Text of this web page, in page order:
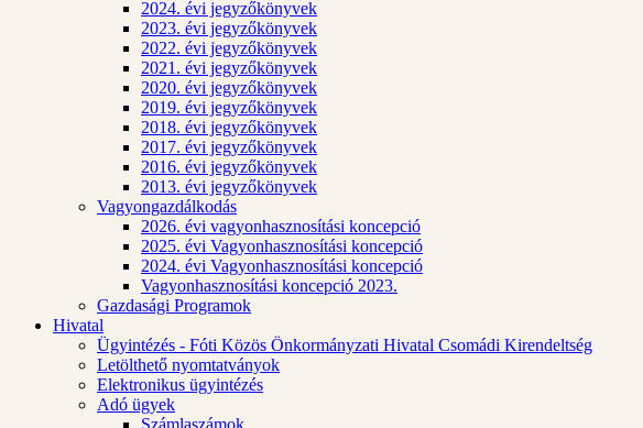
2024. évi jegyzőkönyvek
2023. évi jegyzőkönyvek
2022. évi jegyzőkönyvek
2021. évi jegyzőkönyvek
2020. évi jegyzőkönyvek
2019. évi jegyzőkönyvek
2018. évi jegyzőkönyvek
2017. évi jegyzőkönyvek
2016. évi jegyzőkönyvek
2013. évi jegyzőkönyvek
Vagyongazdálkodás
2026. évi vagyonhasznosítási koncepció
2025. évi Vagyonhasznosítási koncepció
2024. évi Vagyonhasznosítási koncepció
Vagyonhasznosítási koncepció 2023.
Gazdasági Programok
Hivatal
Ügyintézés - Fóti Közös Önkormányzati Hivatal Csomádi Kirendeltség
Letölthető nyomtatványok
Elektronikus ügyintézés
Adó ügyek